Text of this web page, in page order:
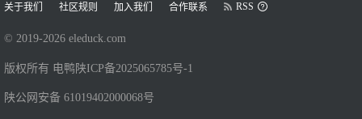
关于我们 社区规则 加入我们 合作联系 RSS
© 2019-2026 eleduck.com
版权所有 电鸭 陕ICP备2025065785号-1
陕公网安备 61019402000068号